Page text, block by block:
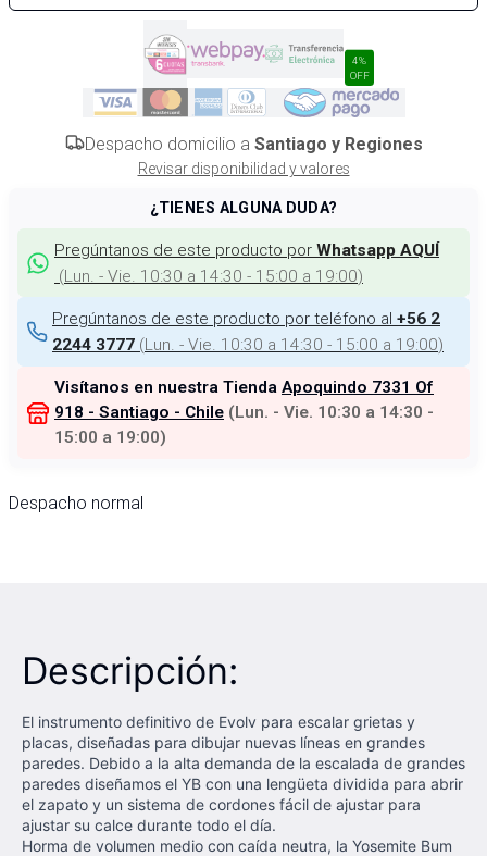
4%
OFF
Despacho domicilio a Santiago y Regiones
Revisar disponibilidad y valores
¿TIENES ALGUNA DUDA?
Pregúntanos de este producto por Whatsapp AQUÍ
(Lun. - Vie. 10:30 a 14:30 - 15:00 a 19:00)
Pregúntanos de este producto por teléfono al +56 2
2244 3777 (Lun. - Vie. 10:30 a 14:30 - 15:00 a 19:00)
Visítanos en nuestra Tienda Apoquindo 7331 Of
918 - Santiago - Chile (Lun. - Vie. 10:30 a 14:30 -
15:00 a 19:00)
Despacho normal
Descripción:
El instrumento definitivo de Evolv para escalar grietas y
placas, diseñadas para dibujar nuevas líneas en grandes
paredes. Debido a la alta demanda de la escalada de grandes
paredes diseñamos el YB con una lengüeta dividida para abrir
el zapato y un sistema de cordones fácil de ajustar para
ajustar su calce durante todo el día.
Horma de volumen medio con caída neutra, la Yosemite Bum